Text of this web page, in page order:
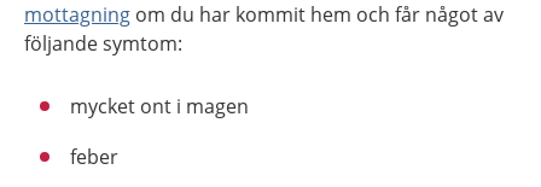
mottagning om du har kommit hem och får något av
följande symtom:
mycket ont i magen
feber